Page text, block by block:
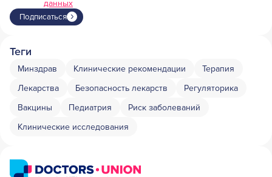
данных
Подписаться
Теги
Минздрав Клинические рекомендации
Терапия
Лекарства
Безопасность лекарств
Регуляторика
Вакцины
Педиатрия
Риск заболеваний
Клинические исследования